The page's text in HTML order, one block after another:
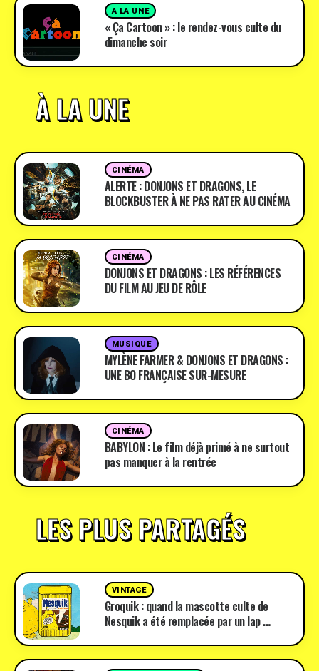
A LA UNE
« Ça Cartoon » : le rendez-vous culte du
dimanche soir
À LA UNE
CINÉMA
ALERTE : DONJONS ET DRAGONS, LE
BLOCKBUSTER À NE PAS RATER AU CINÉMA
CINÉMA
DONJONS ET DRAGONS : LES RÉFÉRENCES
DU FILM AU JEU DE RÔLE
MUSIQUE
MYLÈNE FARMER & DONJONS ET DRAGONS :
UNE BO FRANÇAISE SUR-MESURE
CINÉMA
BABYLON : Le film déjà primé à ne surtout
pas manquer à la rentrée
LES PLUS PARTAGÉS
VINTAGE
Groquik : quand la mascotte culte de
Nesquik a été remplacée par un lap …